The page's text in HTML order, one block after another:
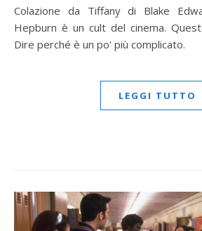
Colazione da Tiffany di Blake Edwards e con Audrey
Hepburn è un cult del cinema.
Dire perché è un po' più complicato.
LEGGI TUTTO